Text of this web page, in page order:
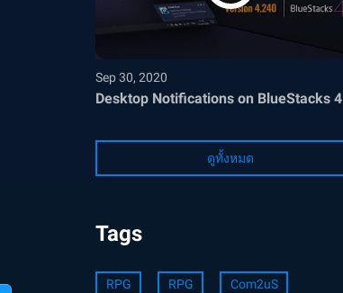
Sep 30, 2020
Desktop Notifications on BlueStacks 4
ดูทั้งหมด
Tags
RPG RPG Com2uS